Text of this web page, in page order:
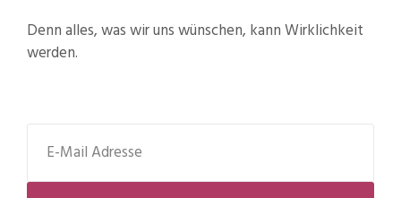
Denn alles, was wir uns wünschen, kann Wirklichkeit
werden.